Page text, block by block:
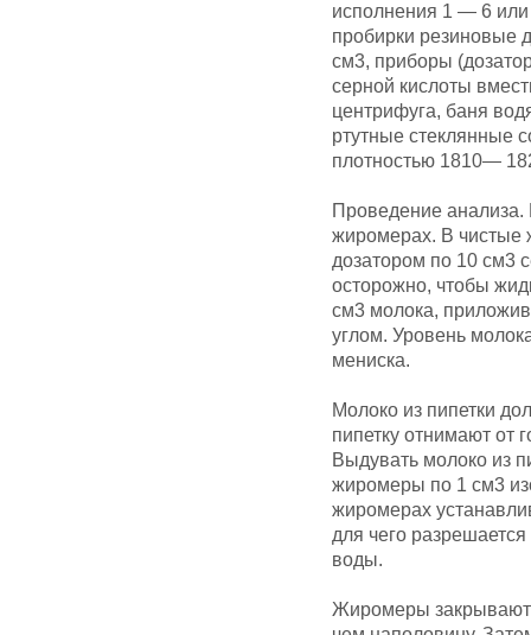
исполнения 1 — 6
пробирки резиновые
см3, приборы
серной кислоты
центрифуга, баня
ртутные стеклянные
плотностью 1810—
Проведение анализа.
жиромерах. В чистые
дозатором по 10 см3
осторожно, чтобы
см3 молока,
углом. Уровень
мениска.
Молоко из пипетки
пипетку отнимают от
Выдувать молоко из
жиромеры по 1 см3
жиромерах
для чего
воды.
Жиромеры закрывают